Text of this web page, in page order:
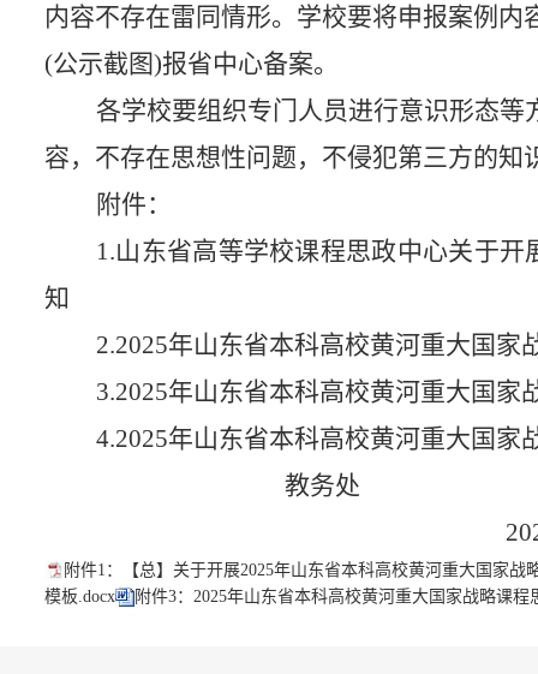
内容不存在雷同情形。学校要将申报案例内
(公示截图)报省中心备案。
各学校要组织专门人员进行意识形态
容，不存在思想性问题，不侵犯第三方的知
附件：
1.山东省高等学校课程思政中心关于开
知
2.2025年山东省本科高校黄河重大国家
3.2025年山东省本科高校黄河重大国家
4.2025年山东省本科高校黄河重大国家
教务处
附件1：【总】关于开展2025年山东省本科高校黄河重大国家
模板.docx
附件3：2025年山东省本科高校黄河重大国家战略课程